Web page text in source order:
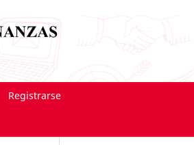
Registrarse